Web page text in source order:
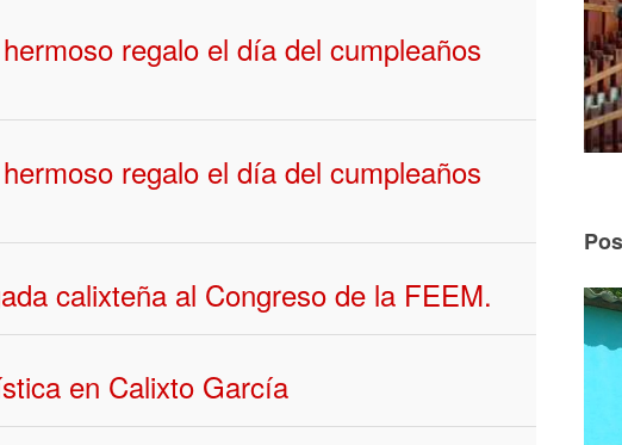
regalo el día del cumpleaños
regalo el día del cumpleaños
calixteña al Congreso de la FEEM.
en Calixto García